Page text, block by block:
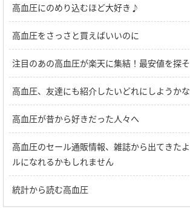
高血圧にのめり込むほど大好き♪
高血圧をさっさと買えばいいのに
注目のあの高血圧が楽天に集結！最安値を探そ
高血圧、友達にも紹介したいどれにしようか
高血圧が昔から好きだった人々へ
高血圧のセール通販情報、雑誌から出てきた
ルになれるかもしれません
統計から読む高血圧